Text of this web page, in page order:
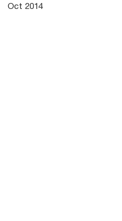
Oct 2014